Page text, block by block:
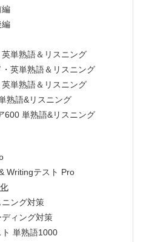
編
編
単熟語＆リスニング
英単熟語＆リスニング
単熟語＆リスニング
熟語&リスニング
600 単熟語&リスニング
Writingテスト Pro
ング対策
ィング対策
単熟語1000